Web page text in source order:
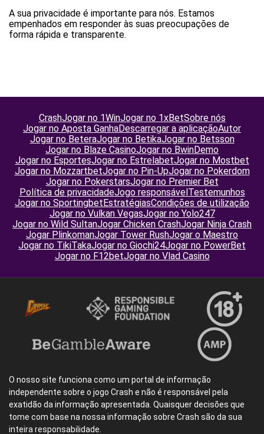
A sua privacidade é importante para nós. Estamos
empenhados em responder às suas preocupações de
forma rápida e transparente.
CrashJogar no 1WinJogar no 1xBetSobre nós
Jogar no Aposta GanhaDescarregar a aplicaçãoAutor
Jogar no BeteraJogar no BetikaJogar no Betsson
Jogar no Blaze CasinoJogar no BwinDemo
Jogar no EsportesJogar no EstrelabetJogar no Mostbet
Jogar no MozzartbetJogar no Pin-UpJogar no Pokerdom
Jogar no PokerstarsJogar no Premier Bet
Política de privacidadeJogo responsávelTestemunhos
Jogar no SportingbetEstratégiasCondições de utilização
Jogar no Vulkan VegasJogar no Yolo247
Jogar no Wild SultanJogar Chicken CrashJogar Ninja Crash
Jogar PlinkomanJogar Tower RushJogar o Maestro
Jogar no TikiTakaJogar no Giochi24Jogar no PowerBet
Jogar no F12betJogar no Vlad Casino
O nosso site funciona como um portal de informação
independente sobre o jogo Crash e não é responsável pela
exatidão da informação apresentada. Quaisquer decisões que
tome com base na nossa informação sobre Crash são da sua
inteira responsabilidade.